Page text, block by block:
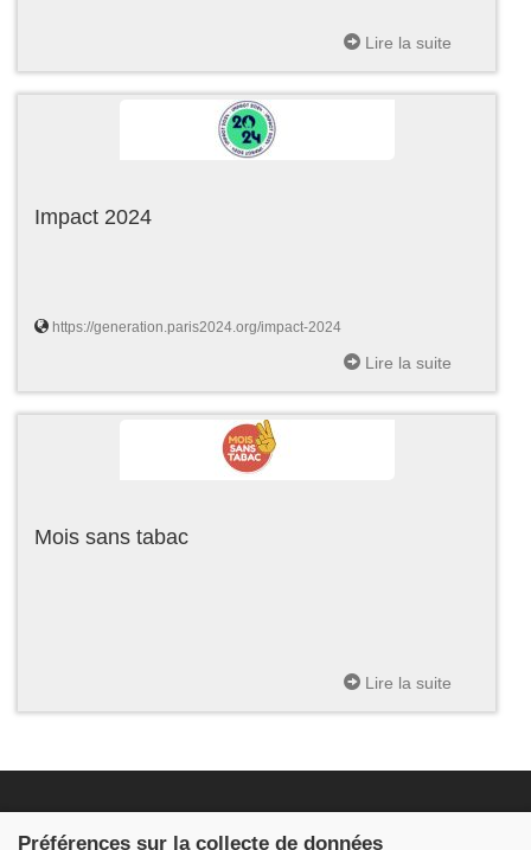
Lire la suite
Impact 2024
https://generation.paris2024.org/impact-2024
Lire la suite
Mois sans tabac
Lire la suite
Préférences sur la collecte de données